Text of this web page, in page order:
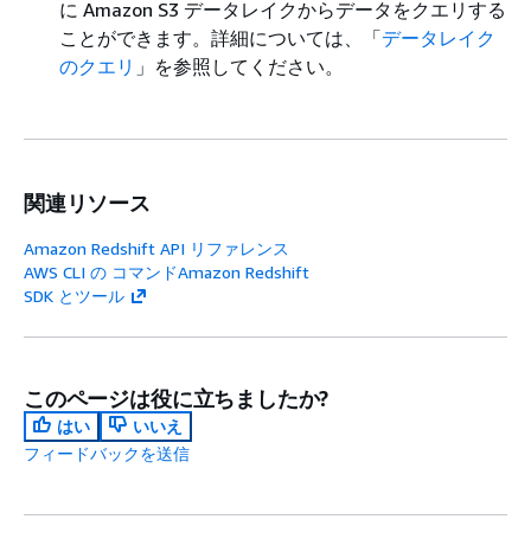
に Amazon S3 データレイクからデータをクエリする
ことができます。詳細については、「データレイク
のクエリ 」を参照してください。
関連リソース
Amazon Redshift API リファレンス
AWS CLI の コマンドAmazon Redshift
SDK とツール
このページは役に立ちましたか?
はい
いいえ
フィードバックを送信